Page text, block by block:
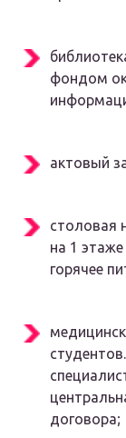
фондом
актовый
столовая
на 1
горячее
договора;